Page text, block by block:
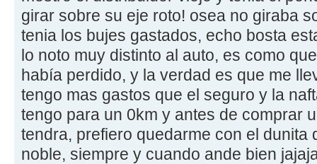
girar sobre su eje roto! osea no giraba
tenia los bujes gastados, echo bosta
lo noto muy distinto al auto, es como
había perdido, y la verdad es que me
tengo mas gastos que el seguro y la
tengo para un 0km y antes de comprar
tendra, prefiero quedarme con el dunita
noble, siempre y cuando ande bien